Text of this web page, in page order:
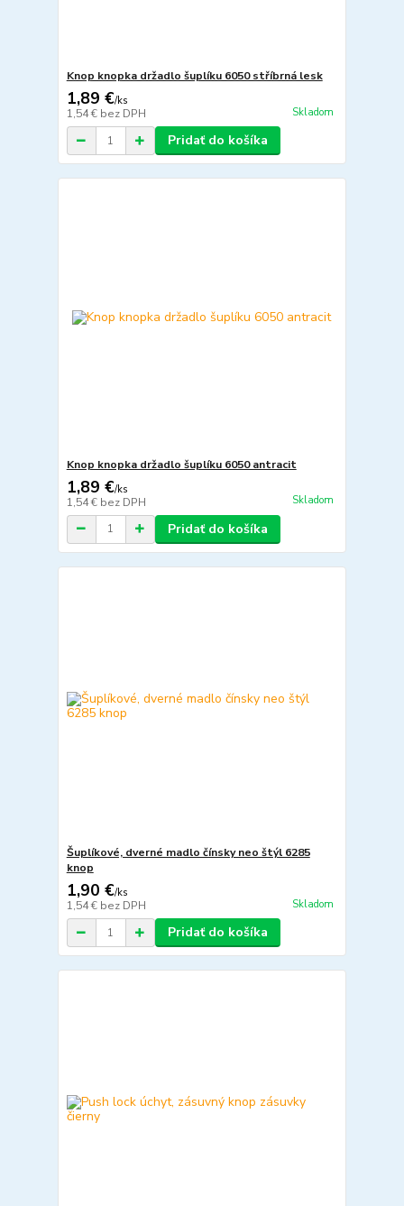
Knop knopka držadlo šuplíku 6050 stříbrná lesk
1,89 €/ks
1,54 € bez DPH Skladom
Pridať do košíka
Knop knopka držadlo šuplíku 6050 antracit
1,89 €/ks
1,54 € bez DPH Skladom
Pridať do košíka
Šuplíkové, dverné madlo čínsky neo štýl 6285
knop
1,90 €/ks
1,54 € bez DPH Skladom
Pridať do košíka